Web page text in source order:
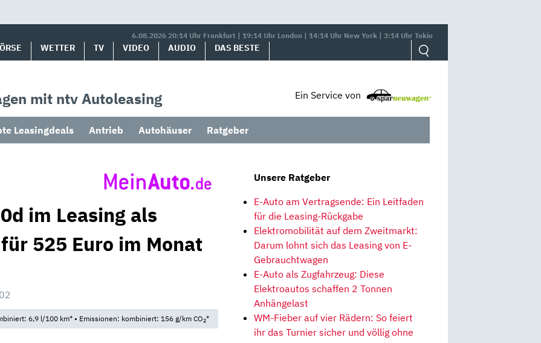
6.08.2026 20:14 Uhr Frankfurt | 19:14 Uhr London | 14:14 Uhr New York | 3:14 Uhr Tokio
WETTER TV VIDEO AUDIO DAS BESTE
mit ntv Autoleasing Ein Service von
Leasingdeals Antrieb Autohäuser Ratgeber
im Leasing als
525 Euro im Monat
6,9 l/100 km* • Emissionen: kombiniert: 156 g/km CO2*
Unsere Ratgeber
E-Auto am Vertragsende: Ein Leitfaden
für die Leasing-Rückgabe
Elektromobilität auf dem Zweitmarkt:
Darum lohnt sich das Leasing von E-
Gebrauchtwagen
E-Auto als Zugfahrzeug: Diese
Elektroautos schaffen 2 Tonnen
Anhängelast
WM-Fieber auf vier Rädern: So feiert
ihr das Turnier sicher und völlig ohne